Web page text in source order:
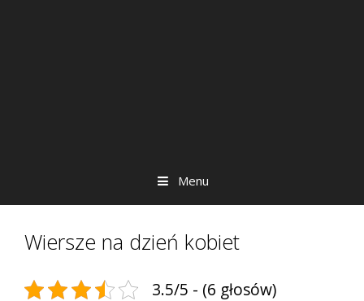
Menu
Wiersze na dzień kobiet
3.5/5 - (6 głosów)